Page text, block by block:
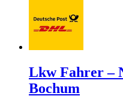
Lkw Fahrer –
Bochum